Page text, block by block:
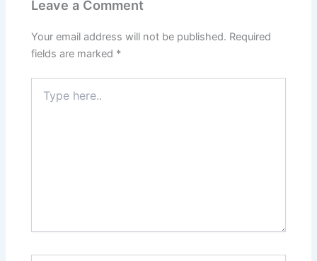
Leave a Comment
Your email address will not be published. Required
fields are marked *
here..